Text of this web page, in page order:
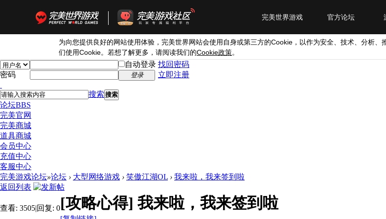
官方论坛
完美世界游戏
为向您提供良好的网站使用体验，完美世界网站会使用自身或第三方的Cookie ，以作为安全、技术、分析
们使用Cookie。若想了解更多，请阅读我们的Cookie政策。
自动登录 找回密码
密码
登录 立即注册
搜索 搜索
论坛BBS
完美官网
完美商城
道具商城
会员中心
充值中心
客服中心
完美游戏论坛»论坛 › 大型网络游戏 › 笑傲江湖OL › 我来啦，我来签到啦
返回列表
查看: 3505|回复: 0[攻略心得] 我来啦，我来签到啦